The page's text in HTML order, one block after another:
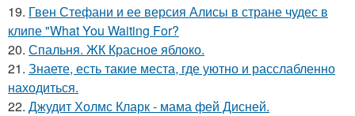
19. Гвен Стефани и ее версия Алисы в стране чудес в
клипе "What You Waiting For?
20. Спальня. ЖК Красное яблоко.
21. Знаете, есть такие места, где уютно и расслабленно
находиться.
22. Джудит Холмс Кларк - мама фей Дисней.